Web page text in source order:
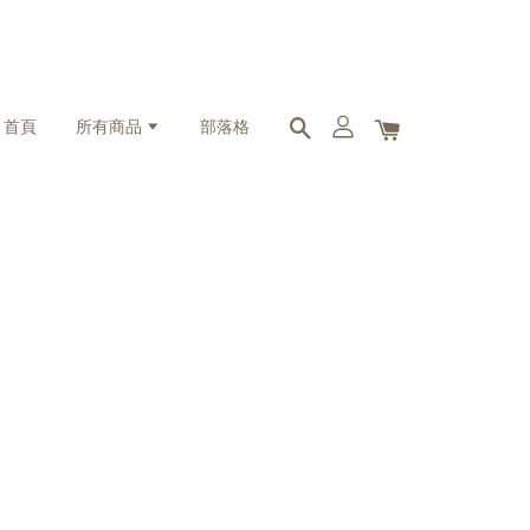
首頁 所有商品 部落格